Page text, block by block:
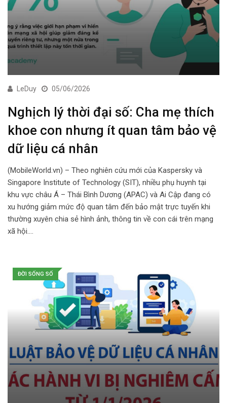
LeDuy 05/06/2026
Nghịch lý thời đại số: Cha mẹ thích
khoe con nhưng ít quan tâm bảo vệ
dữ liệu cá nhân
(MobileWorld.vn) – Theo nghiên cứu mới của Kaspersky và
Singapore Institute of Technology (SIT), nhiều phụ huynh tại
khu vực châu Á – Thái Bình Dương (APAC) và Ai Cập đang có
xu hướng giảm mức độ quan tâm đến bảo mật trực tuyến khi
thường xuyên chia sẻ hình ảnh, thông tin về con cái trên mạng
xã hội.…
ĐỜI SỐNG SỐ